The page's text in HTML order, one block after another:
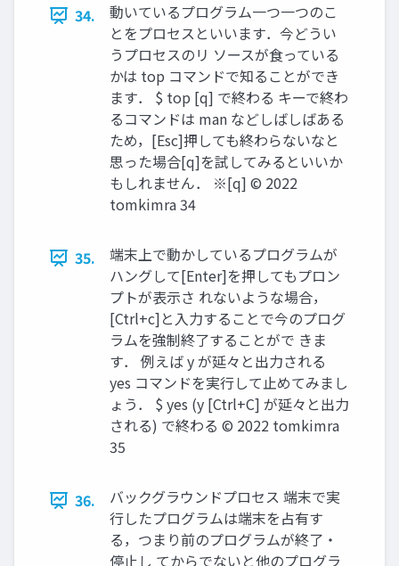
34.
動いているプログラム一つ一つのこ
とをプロセスといいます．今どうい
うプロセスのリ ソースが食っている
かは top コマンドで知ることができ
ます． $ top [q] で終わる キーで終わ
るコマンドは man などしばしばある
ため，[Esc]押しても終わらないなと
思った場合[q]を試してみるといいか
もしれません． ※[q] ©︎ 2022
tomkimra 34
35.
端末上で動かしているプログラムが
ハングして[Enter]を押してもプロン
プトが表示さ れないような場合，
[Ctrl+c]と入力することで今のプログ
ラムを強制終了することがで きま
す． 例えば y が延々と出力される
yes コマンドを実行して止めてみまし
ょう． $ yes (y [Ctrl+C] が延々と出力
される) で終わる ©︎ 2022 tomkimra
35
36.
バックグラウンドプロセス 端末で実
行したプログラムは端末を占有す
る，つまり前のプログラムが終了・
停止し てからでないと他のプログラ